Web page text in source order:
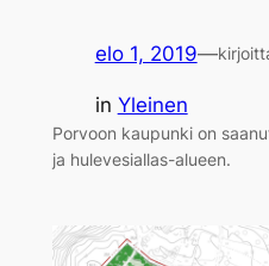
elo 1, 2019—
in Yleinen
Porvoon kaupunki on
ja hulevesiallas-alueen.